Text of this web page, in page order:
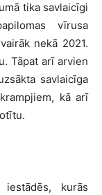
tika savlaicīgi
vīrusa
nekā 2021.
Tāpat arī arvien
savlaicīga
kā arī
kurās